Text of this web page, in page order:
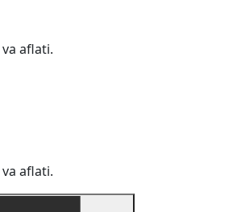
aflati.
aflati.